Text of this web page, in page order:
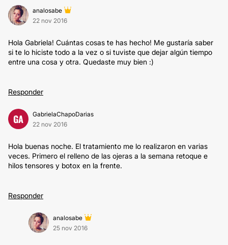
analosabe
22 nov 2016
Hola Gabriela! Cuántas cosas te has hecho! Me gustaría saber
si te lo hiciste todo a la vez o si tuviste que dejar algún tiempo
entre una cosa y otra. Quedaste muy bien :)
Responder
GA
GabrielaChapoDarias
22 nov 2016
Hola buenas noche. El tratamiento me lo realizaron en varias
veces. Primero el relleno de las ojeras a la semana retoque e
hilos tensores y botox en la frente.
Responder
analosabe
25 nov 2016